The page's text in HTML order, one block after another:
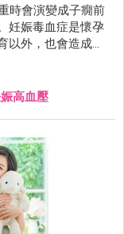
時會演變成子癇前
妊娠毒血症是懷孕
以外，也會造成早
新英格蘭醫學期刊
年8月刊登一項
血症。
高血壓